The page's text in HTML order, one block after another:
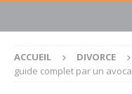
ACCUEIL DIVORCE
guide complet par un